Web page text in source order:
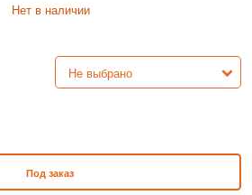
Нет в наличии
Под заказ